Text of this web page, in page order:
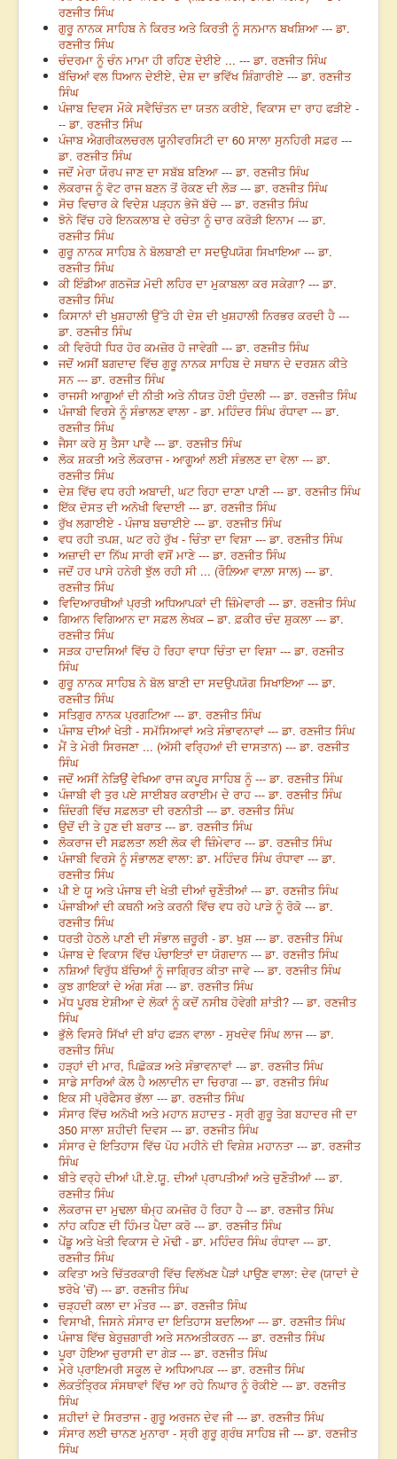
ਰਣਜੀਤ ਸਿੰਘ
ਗੁਰੂ ਨਾਨਕ ਸਾਹਿਬ ਨੇ ਕਿਰਤ ਅਤੇ ਕਿਰਤੀ ਨੂੰ ਸਨਮਾਨ ਬਖਸ਼ਿਆ --- ਡਾ.
ਰਣਜੀਤ ਸਿੰਘ
ਚੰਦਰਮਾ ਨੂੰ ਚੰਨ ਮਾਮਾ ਹੀ ਰਹਿਣ ਦੇਈਏ ... --- ਡਾ. ਰਣਜੀਤ ਸਿੰਘ
ਬੱਚਿਆਂ ਵਲ ਧਿਆਨ ਦੇਈਏ, ਦੇਸ਼ ਦਾ ਭਵਿੱਖ ਸ਼ਿੰਗਾਰੀਏ --- ਡਾ. ਰਣਜੀਤ
ਸਿੰਘ
ਪੰਜਾਬ ਦਿਵਸ ਮੌਕੇ ਸਵੈਚਿੰਤਨ ਦਾ ਯਤਨ ਕਰੀਏ, ਵਿਕਾਸ ਦਾ ਰਾਹ ਫੜੀਏ -
-- ਡਾ. ਰਣਜੀਤ ਸਿੰਘ
ਪੰਜਾਬ ਐਗਰੀਕਲਚਰਲ ਯੂਨੀਵਰਸਿਟੀ ਦਾ 60 ਸਾਲਾ ਸੁਨਹਿਰੀ ਸਫ਼ਰ ---
ਡਾ. ਰਣਜੀਤ ਸਿੰਘ
ਜਦੋਂ ਮੇਰਾ ਯੌਰਪ ਜਾਣ ਦਾ ਸਬੱਬ ਬਣਿਆ --- ਡਾ. ਰਣਜੀਤ ਸਿੰਘ
ਲੋਕਰਾਜ ਨੂੰ ਵੋਟ ਰਾਜ ਬਣਨ ਤੋਂ ਰੋਕਣ ਦੀ ਲੋੜ --- ਡਾ. ਰਣਜੀਤ ਸਿੰਘ
ਸੋਚ ਵਿਚਾਰ ਕੇ ਵਿਦੇਸ਼ ਪੜ੍ਹਨ ਭੇਜੋ ਬੱਚੇ --- ਡਾ. ਰਣਜੀਤ ਸਿੰਘ
ਝੋਨੇ ਵਿੱਚ ਹਰੇ ਇਨਕਲਾਬ ਦੇ ਰਚੇਤਾ ਨੂੰ ਚਾਰ ਕਰੋੜੀ ਇਨਾਮ --- ਡਾ.
ਰਣਜੀਤ ਸਿੰਘ
ਗੁਰੂ ਨਾਨਕ ਸਾਹਿਬ ਨੇ ਬੋਲਬਾਣੀ ਦਾ ਸਦਉਪਯੋਗ ਸਿਖਾਇਆ --- ਡਾ.
ਰਣਜੀਤ ਸਿੰਘ
ਕੀ ਇੰਡੀਆ ਗਠਜੋੜ ਮੋਦੀ ਲਹਿਰ ਦਾ ਮੁਕਾਬਲਾ ਕਰ ਸਕੇਗਾ? --- ਡਾ.
ਰਣਜੀਤ ਸਿੰਘ
ਕਿਸਾਨਾਂ ਦੀ ਖੁਸ਼ਹਾਲੀ ਉੱਤੇ ਹੀ ਦੇਸ਼ ਦੀ ਖੁਸ਼ਹਾਲੀ ਨਿਰਭਰ ਕਰਦੀ ਹੈ ---
ਡਾ. ਰਣਜੀਤ ਸਿੰਘ
ਕੀ ਵਿਰੋਧੀ ਧਿਰ ਹੋਰ ਕਮਜ਼ੋਰ ਹੋ ਜਾਵੇਗੀ --- ਡਾ. ਰਣਜੀਤ ਸਿੰਘ
ਜਦੋਂ ਅਸੀਂ ਬਗਦਾਦ ਵਿੱਚ ਗੁਰੂ ਨਾਨਕ ਸਾਹਿਬ ਦੇ ਸਥਾਨ ਦੇ ਦਰਸ਼ਨ ਕੀਤੇ
ਸਨ --- ਡਾ. ਰਣਜੀਤ ਸਿੰਘ
ਰਾਜਸੀ ਆਗੂਆਂ ਦੀ ਨੀਤੀ ਅਤੇ ਨੀਯਤ ਹੋਈ ਧੁੰਦਲੀ --- ਡਾ. ਰਣਜੀਤ ਸਿੰਘ
ਪੰਜਾਬੀ ਵਿਰਸੇ ਨੂੰ ਸੰਭਾਲਣ ਵਾਲਾ - ਡਾ. ਮਹਿੰਦਰ ਸਿੰਘ ਰੰਧਾਵਾ --- ਡਾ.
ਰਣਜੀਤ ਸਿੰਘ
ਜੈਸਾ ਕਰੇ ਸੁ ਤੈਸਾ ਪਾਵੈ --- ਡਾ. ਰਣਜੀਤ ਸਿੰਘ
ਲੋਕ ਸ਼ਕਤੀ ਅਤੇ ਲੋਕਰਾਜ - ਆਗੂਆਂ ਲਈ ਸੰਭਲਣ ਦਾ ਵੇਲਾ --- ਡਾ.
ਰਣਜੀਤ ਸਿੰਘ
ਦੇਸ਼ ਵਿੱਚ ਵਧ ਰਹੀ ਅਬਾਦੀ, ਘਟ ਰਿਹਾ ਦਾਣਾ ਪਾਣੀ --- ਡਾ. ਰਣਜੀਤ ਸਿੰਘ
ਇੱਕ ਦੋਸਤ ਦੀ ਅਨੋਖੀ ਵਿਦਾਈ --- ਡਾ. ਰਣਜੀਤ ਸਿੰਘ
ਰੁੱਖ ਲਗਾਈਏ - ਪੰਜਾਬ ਬਚਾਈਏ --- ਡਾ. ਰਣਜੀਤ ਸਿੰਘ
ਵਧ ਰਹੀ ਤਪਸ਼, ਘਟ ਰਹੇ ਰੁੱਖ - ਚਿੰਤਾ ਦਾ ਵਿਸ਼ਾ --- ਡਾ. ਰਣਜੀਤ ਸਿੰਘ
ਅਜ਼ਾਦੀ ਦਾ ਨਿੱਘ ਸਾਰੀ ਵਸੋਂ ਮਾਣੇ --- ਡਾ. ਰਣਜੀਤ ਸਿੰਘ
ਜਦੋਂ ਹਰ ਪਾਸੇ ਹਨੇਰੀ ਝੁੱਲ ਰਹੀ ਸੀ ... (ਰੌਲ਼ਿਆ ਵਾਲ਼ਾ ਸਾਲ) --- ਡਾ.
ਰਣਜੀਤ ਸਿੰਘ
ਵਿਦਿਆਰਥੀਆਂ ਪ੍ਰਤੀ ਅਧਿਆਪਕਾਂ ਦੀ ਜ਼ਿੰਮੇਵਾਰੀ --- ਡਾ. ਰਣਜੀਤ ਸਿੰਘ
ਗਿਆਨ ਵਿਗਿਆਨ ਦਾ ਸਫ਼ਲ ਲੇਖਕ – ਡਾ. ਫ਼ਕੀਰ ਚੰਦ ਸ਼ੁਕਲਾ --- ਡਾ.
ਰਣਜੀਤ ਸਿੰਘ
ਸੜਕ ਹਾਦਸਿਆਂ ਵਿੱਚ ਹੋ ਰਿਹਾ ਵਾਧਾ ਚਿੰਤਾ ਦਾ ਵਿਸ਼ਾ --- ਡਾ. ਰਣਜੀਤ
ਸਿੰਘ
ਗੁਰੂ ਨਾਨਕ ਸਾਹਿਬ ਨੇ ਬੋਲ ਬਾਣੀ ਦਾ ਸਦਉਪਯੋਗ ਸਿਖਾਇਆ --- ਡਾ.
ਰਣਜੀਤ ਸਿੰਘ
ਸਤਿਗੁਰ ਨਾਨਕ ਪ੍ਰਗਟਿਆ --- ਡਾ. ਰਣਜੀਤ ਸਿੰਘ
ਪੰਜਾਬ ਦੀਆਂ ਖੇਤੀ - ਸਮੱਸਿਆਵਾਂ ਅਤੇ ਸੰਭਾਵਨਾਵਾਂ --- ਡਾ. ਰਣਜੀਤ ਸਿੰਘ
ਮੈਂ ਤੇ ਮੇਰੀ ਸਿਰਜਣਾ ... (ਅੱਸੀ ਵਰ੍ਹਿਆਂ ਦੀ ਦਾਸਤਾਨ) --- ਡਾ. ਰਣਜੀਤ
ਸਿੰਘ
ਜਦੋਂ ਅਸੀਂ ਨੇੜਿਉਂ ਵੇਖਿਆ ਰਾਜ ਕਪੂਰ ਸਾਹਿਬ ਨੂੰ --- ਡਾ. ਰਣਜੀਤ ਸਿੰਘ
ਪੰਜਾਬੀ ਵੀ ਤੁਰ ਪਏ ਸਾਈਬਰ ਕਰਾਈਮ ਦੇ ਰਾਹ --- ਡਾ. ਰਣਜੀਤ ਸਿੰਘ
ਜ਼ਿੰਦਗੀ ਵਿੱਚ ਸਫ਼ਲਤਾ ਦੀ ਰਣਨੀਤੀ --- ਡਾ. ਰਣਜੀਤ ਸਿੰਘ
ਉਦੋਂ ਦੀ ਤੇ ਹੁਣ ਦੀ ਬਰਾਤ --- ਡਾ. ਰਣਜੀਤ ਸਿੰਘ
ਲੋਕਰਾਜ ਦੀ ਸਫ਼ਲਤਾ ਲਈ ਲੋਕ ਵੀ ਜ਼ਿੰਮੇਵਾਰ --- ਡਾ. ਰਣਜੀਤ ਸਿੰਘ
ਪੰਜਾਬੀ ਵਿਰਸੇ ਨੂੰ ਸੰਭਾਲਣ ਵਾਲਾ: ਡਾ. ਮਹਿੰਦਰ ਸਿੰਘ ਰੰਧਾਵਾ --- ਡਾ.
ਰਣਜੀਤ ਸਿੰਘ
ਪੀ ਏ ਯੂ ਅਤੇ ਪੰਜਾਬ ਦੀ ਖੇਤੀ ਦੀਆਂ ਚੁਣੌਤੀਆਂ --- ਡਾ. ਰਣਜੀਤ ਸਿੰਘ
ਪੰਜਾਬੀਆਂ ਦੀ ਕਥਨੀ ਅਤੇ ਕਰਨੀ ਵਿੱਚ ਵਧ ਰਹੇ ਪਾੜੇ ਨੂੰ ਰੋਕੋ --- ਡਾ.
ਰਣਜੀਤ ਸਿੰਘ
ਧਰਤੀ ਹੇਠਲੇ ਪਾਣੀ ਦੀ ਸੰਭਾਲ ਜ਼ਰੂਰੀ - ਡਾ. ਖੁਸ਼ --- ਡਾ. ਰਣਜੀਤ ਸਿੰਘ
ਪੰਜਾਬ ਦੇ ਵਿਕਾਸ ਵਿੱਚ ਪੰਚਾਇਤਾਂ ਦਾ ਯੋਗਦਾਨ --- ਡਾ. ਰਣਜੀਤ ਸਿੰਘ
ਨਸ਼ਿਆਂ ਵਿਰੁੱਧ ਬੱਚਿਆਂ ਨੂੰ ਜਾਗ੍ਰਿਤ ਕੀਤਾ ਜਾਵੇ --- ਡਾ. ਰਣਜੀਤ ਸਿੰਘ
ਕੁਝ ਗਾਇਕਾਂ ਦੇ ਅੰਗ ਸੰਗ --- ਡਾ. ਰਣਜੀਤ ਸਿੰਘ
ਮੱਧ ਪੂਰਬ ਏਸ਼ੀਆ ਦੇ ਲੋਕਾਂ ਨੂੰ ਕਦੋਂ ਨਸੀਬ ਹੋਵੇਗੀ ਸ਼ਾਂਤੀ? --- ਡਾ. ਰਣਜੀਤ
ਸਿੰਘ
ਭੁੱਲੇ ਵਿਸਰੇ ਸਿੱਖਾਂ ਦੀ ਬਾਂਹ ਫੜਨ ਵਾਲਾ - ਸੁਖਦੇਵ ਸਿੰਘ ਲਾਜ --- ਡਾ.
ਰਣਜੀਤ ਸਿੰਘ
ਹੜ੍ਹਾਂ ਦੀ ਮਾਰ, ਪਿਛੋਕੜ ਅਤੇ ਸੰਭਾਵਨਾਵਾਂ --- ਡਾ. ਰਣਜੀਤ ਸਿੰਘ
ਸਾਡੇ ਸਾਰਿਆਂ ਕੋਲ ਹੈ ਅਲਾਦੀਨ ਦਾ ਚਿਰਾਗ --- ਡਾ. ਰਣਜੀਤ ਸਿੰਘ
ਇਕ ਸੀ ਪ੍ਰੋਫੈਸਰ ਭੱਲਾ --- ਡਾ. ਰਣਜੀਤ ਸਿੰਘ
ਸੰਸਾਰ ਵਿੱਚ ਅਨੋਖੀ ਅਤੇ ਮਹਾਨ ਸ਼ਹਾਦਤ - ਸ੍ਰੀ ਗੁਰੂ ਤੇਗ ਬਹਾਦਰ ਜੀ ਦਾ
350 ਸਾਲਾ ਸ਼ਹੀਦੀ ਦਿਵਸ --- ਡਾ. ਰਣਜੀਤ ਸਿੰਘ
ਸੰਸਾਰ ਦੇ ਇਤਿਹਾਸ ਵਿੱਚ ਪੋਹ ਮਹੀਨੇ ਦੀ ਵਿਸ਼ੇਸ਼ ਮਹਾਨਤਾ --- ਡਾ. ਰਣਜੀਤ
ਸਿੰਘ
ਬੀਤੇ ਵਰ੍ਹੇ ਦੀਆਂ ਪੀ.ਏ.ਯੂ. ਦੀਆਂ ਪ੍ਰਾਪਤੀਆਂ ਅਤੇ ਚੁਣੌਤੀਆਂ --- ਡਾ.
ਰਣਜੀਤ ਸਿੰਘ
ਲੋਕਰਾਜ ਦਾ ਮੁਢਲਾ ਥੰਮ੍ਹ ਕਮਜ਼ੋਰ ਹੋ ਰਿਹਾ ਹੈ --- ਡਾ. ਰਣਜੀਤ ਸਿੰਘ
ਨਾਂਹ ਕਹਿਣ ਦੀ ਹਿੰਮਤ ਪੈਦਾ ਕਰੋ --- ਡਾ. ਰਣਜੀਤ ਸਿੰਘ
ਪੇਂਡੂ ਅਤੇ ਖੇਤੀ ਵਿਕਾਸ ਦੇ ਮੋਢੀ - ਡਾ. ਮਹਿੰਦਰ ਸਿੰਘ ਰੰਧਾਵਾ --- ਡਾ.
ਰਣਜੀਤ ਸਿੰਘ
ਕਵਿਤਾ ਅਤੇ ਚਿੱਤਰਕਾਰੀ ਵਿੱਚ ਵਿਲੱਖਣ ਪੈੜਾਂ ਪਾਉਣ ਵਾਲਾ: ਦੇਵ (ਯਾਦਾਂ ਦੇ
ਝਰੋਖੇ ’ਚੋਂ) --- ਡਾ. ਰਣਜੀਤ ਸਿੰਘ
ਚੜ੍ਹਦੀ ਕਲਾ ਦਾ ਮੰਤਰ --- ਡਾ. ਰਣਜੀਤ ਸਿੰਘ
ਵਿਸਾਖੀ, ਜਿਸਨੇ ਸੰਸਾਰ ਦਾ ਇਤਿਹਾਸ ਬਦਲਿਆ --- ਡਾ. ਰਣਜੀਤ ਸਿੰਘ
ਪੰਜਾਬ ਵਿੱਚ ਬੇਰੁਜ਼ਗਾਰੀ ਅਤੇ ਸਨਅਤੀਕਰਨ --- ਡਾ. ਰਣਜੀਤ ਸਿੰਘ
ਪੂਰਾ ਹੋਇਆ ਚੁਰਾਸੀ ਦਾ ਗੇੜ --- ਡਾ. ਰਣਜੀਤ ਸਿੰਘ
ਮੇਰੇ ਪ੍ਰਾਇਮਰੀ ਸਕੂਲ ਦੇ ਅਧਿਆਪਕ --- ਡਾ. ਰਣਜੀਤ ਸਿੰਘ
ਲੋਕਤੰਤ੍ਰਿਕ ਸੰਸਥਾਵਾਂ ਵਿੱਚ ਆ ਰਹੇ ਨਿਘਾਰ ਨੂੰ ਰੋਕੀਏ --- ਡਾ. ਰਣਜੀਤ
ਸਿੰਘ
ਸ਼ਹੀਦਾਂ ਦੇ ਸਿਰਤਾਜ - ਗੁਰੂ ਅਰਜਨ ਦੇਵ ਜੀ --- ਡਾ. ਰਣਜੀਤ ਸਿੰਘ
ਸੰਸਾਰ ਲਈ ਚਾਨਣ ਮੁਨਾਰਾ - ਸ੍ਰੀ ਗੁਰੂ ਗ੍ਰੰਥ ਸਾਹਿਬ ਜੀ --- ਡਾ. ਰਣਜੀਤ
ਸਿੰਘ